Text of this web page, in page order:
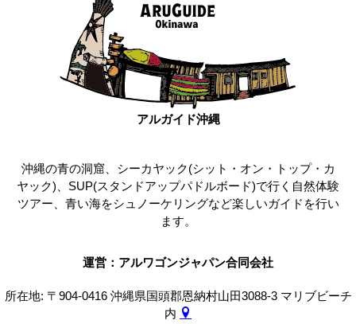
アルガイド沖縄
沖縄の青の洞窟、シーカヤック(シット・オン・トップ・カ
ヤック)、SUP(スタンドアップパドルボード)で行く自然体験
ツアー、青い海をシュノーケリングなど楽しいガイドを行い
ます。
運営：アルワゴンジャパン合同会社
所在地: 〒904-0416 沖縄県国頭郡恩納村山田3088-3 マリブビーチ
内